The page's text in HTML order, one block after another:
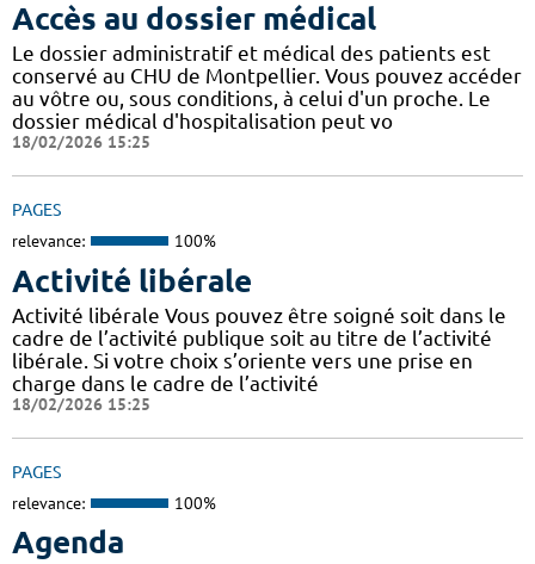
Accès au dossier médical
Le dossier administratif et médical des patients est
conservé au CHU de Montpellier. Vous pouvez accéder
au vôtre ou, sous conditions, à celui d'un proche. Le
dossier médical d'hospitalisation peut vo
18/02/2026 15:25
PAGES
relevance: 100%
Activité libérale
Activité libérale Vous pouvez être soigné soit dans le
cadre de l’activité publique soit au titre de l’activité
libérale. Si votre choix s’oriente vers une prise en
charge dans le cadre de l’activité
18/02/2026 15:25
PAGES
relevance: 100%
Agenda